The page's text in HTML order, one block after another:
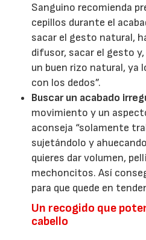
Sanguino recomienda
cepillos durante el
sacar el gesto natural,
difusor, sacar el gesto
un buen rizo natural, ya
con los dedos”.
Buscar un acabado
movimiento y un
aconseja “solamente
sujetándolo y
quieres dar volumen,
mechoncitos. Así
para que quede en
Un recogido que
cabello